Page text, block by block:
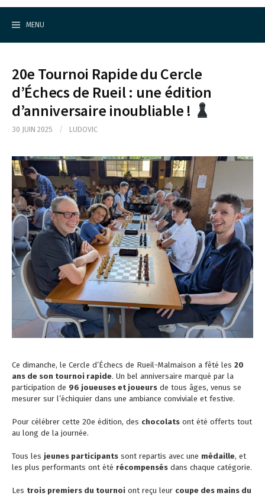
S
MENU
20e Tournoi Rapide du Cercle
d’Échecs de Rueil : une édition
d’anniversaire inoubliable !
30 JUIN 2025 / LUDOVIC
Ce dimanche, le Cercle d’Échecs de Rueil-Malmaison a fêté les 20
ans de son tournoi rapide. Un bel anniversaire marqué par la
participation de 96 joueuses et joueurs de tous âges, venus se
mesurer sur l’échiquier dans une ambiance conviviale et festive.
Pour célébrer cette 20e édition, des chocolats ont été offerts tout
au long de la journée.
Tous les jeunes participants sont repartis avec une médaille, et
les plus performants ont été récompensés dans chaque catégorie.
Les trois premiers du tournoi ont reçu leur coupe des mains du